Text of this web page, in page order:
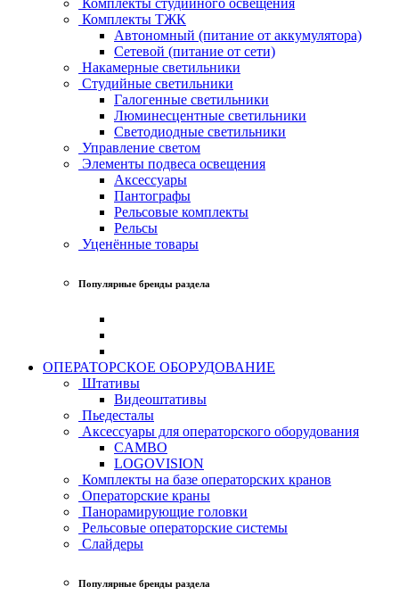
Комплекты ТЖК
Автономный (питание от аккумулятора)
Сетевой (питание от сети)
Накамерные светильники
Студийные светильники
Галогенные светильники
Люминесцентные светильники
Светодиодные светильники
Управление светом
Элементы подвеса освещения
Аксессуары
Пантографы
Рельсовые комплекты
Рельсы
Уценённые товары
Популярные бренды раздела
ОПЕРАТОРСКОЕ ОБОРУДОВАНИЕ
Штативы
Видеоштативы
Пьедесталы
Аксессуары для операторского оборудования
CAMBO
LOGOVISION
Комплекты на базе операторских кранов
Операторские краны
Панорамирующие головки
Рельсовые операторские системы
Слайдеры
Популярные бренды раздела